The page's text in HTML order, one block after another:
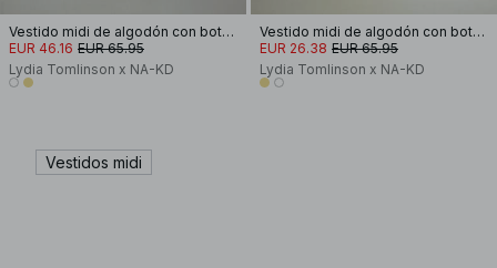
Vestido midi de algodón con botones
EUR 46.16 EUR 65.95
Lydia Tomlinson x NA-KD
Vestido midi de algodón con botones
EUR 26.38 EUR 65.95
Lydia Tomlinson x NA-KD
Vestidos midi